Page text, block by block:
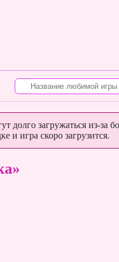
долго загружаться из-за
и игра скоро загрузится.